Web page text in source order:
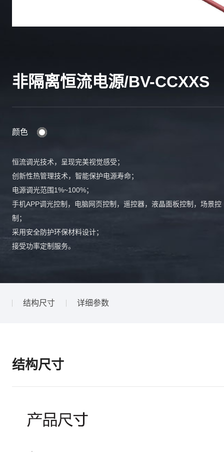
非隔离恒流电源/BV-CCXXS
颜色
恒流调光技术，呈现完美视觉感受；
创新性热管理技术，智能保护电源寿命；
电源调光范围1%~100%；
手机APP调光控制，电脑网页控制，遥控器，液晶面板控制，场景控
制；
采用安全防护环保材料设计；
接受功率定制服务。
结构尺寸 详细参数
结构尺寸